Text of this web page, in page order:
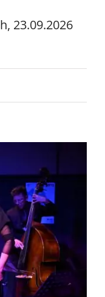
23.09.2026